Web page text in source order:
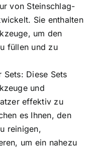
von Steinschlag-
Sie enthalten
um den
füllen und zu
Diese Sets
und
effektiv zu
es Ihnen, den
reinigen,
um ein nahezu